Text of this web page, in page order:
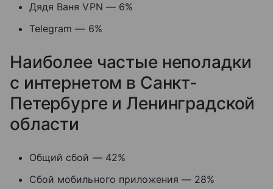
Дядя Ваня VPN — 6%
Telegram — 6%
Наиболее частые неполадки
с интернетом в Санкт-
Петербурге и Ленинградской
области
Общий сбой — 42%
Сбой мобильного приложения — 28%